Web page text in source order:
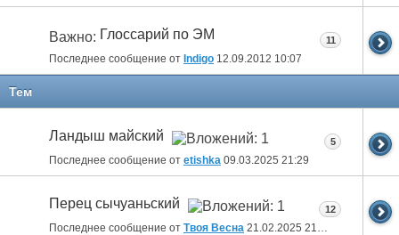
Важно: Глоссарий по ЭМ
Последнее сообщение от Indigo 12.09.2012 10:07
11
Тем
Ландыш майский
Последнее сообщение от etishka 09.03.2025 21:29
5
Перец сычуаньский
Последнее сообщение от Твоя Весна 21.02.2025 21:03
12